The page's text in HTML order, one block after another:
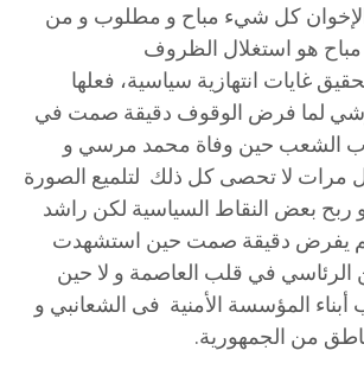
كل شيء مباح و مطلوب و من
مباح هو استغلال الظروف
غايات انتهازية سياسية، فعلها
لما فرض الوقوف دقيقة صمت في
الشعب حين وفاة محمد مرسي و
مرات لا تحصى كل ذلك لتلميع الصورة
بعض النقاط السياسية لكن راشد
يفرض دقيقة صمت حين استشهدت
الرئاسي في قلب العاصمة و لا حين
أبناء المؤسسة الأمنية فى الشعانبي و
من الجمهورية.